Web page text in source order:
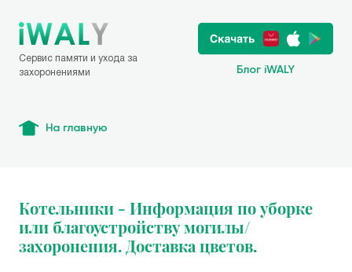
Сервис памяти и ухода за
захоронениями
Блог iWALY
На главную
Котельники - Информация по уборке
или благоустройству могилы/
захоронения. Доставка цветов.